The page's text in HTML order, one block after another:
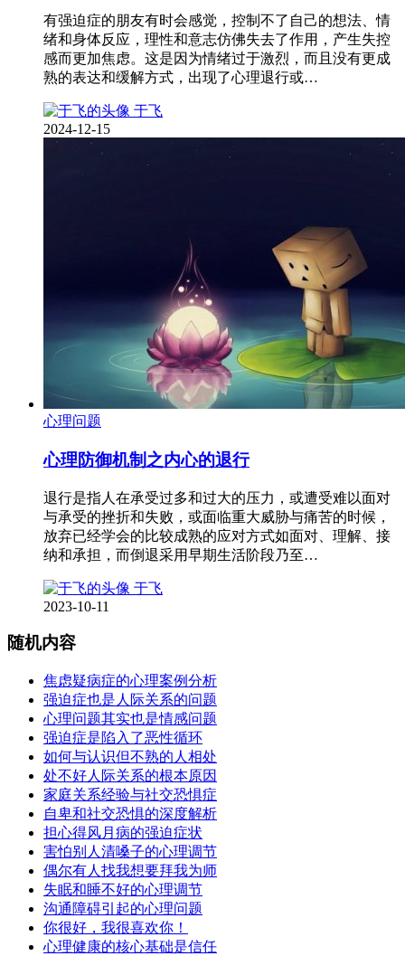
有强迫症的朋友有时会感觉，控制不了自己的想法、情
绪和身体反应，理性和意志仿佛失去了作用，产生失控
感而更加焦虑。这是因为情绪过于激烈，而且没有更成
熟的表达和缓解方式，出现了心理退行或…
于飞
2024-12-15
心理问题
心理防御机制之内心的退行
退行是指人在承受过多和过大的压力，或遭受难以面对
与承受的挫折和失败，或面临重大威胁与痛苦的时候，
放弃已经学会的比较成熟的应对方式如面对、理解、接
纳和承担，而倒退采用早期生活阶段乃至…
于飞
2023-10-11
随机内容
焦虑疑病症的心理案例分析
强迫症也是人际关系的问题
心理问题其实也是情感问题
强迫症是陷入了恶性循环
如何与认识但不熟的人相处
处不好人际关系的根本原因
家庭关系经验与社交恐惧症
自卑和社交恐惧的深度解析
担心得风月病的强迫症状
害怕别人清嗓子的心理调节
偶尔有人找我想要拜我为师
失眠和睡不好的心理调节
沟通障碍引起的心理问题
你很好，我很喜欢你！
心理健康的核心基础是信任